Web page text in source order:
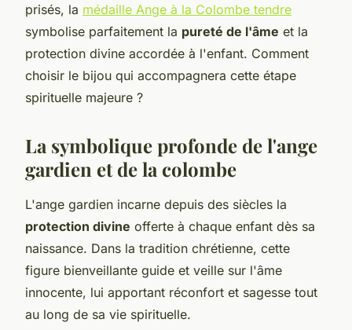
prisés, la médaille Ange à la Colombe tendre
symbolise parfaitement la pureté de l'âme et la
protection divine accordée à l'enfant. Comment
choisir le bijou qui accompagnera cette étape
spirituelle majeure ?
La symbolique profonde de l'ange
gardien et de la colombe
L'ange gardien incarne depuis des siècles la
protection divine offerte à chaque enfant dès sa
naissance. Dans la tradition chrétienne, cette
figure bienveillante guide et veille sur l'âme
innocente, lui apportant réconfort et sagesse tout
au long de sa vie spirituelle.